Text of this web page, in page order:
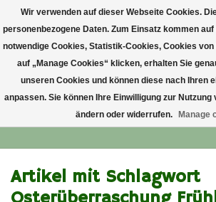
Startseite
Lieblingsblumen
Artikel mit Schlagwort
Wir verwenden auf dieser Webseite Cookies.
personenbezogene Daten. Zum Einsatz kommen
notwendige Cookies, Statistik-Cookies, Cookies
auf „Manage Cookies“ klicken, erhalten Sie
unseren Cookies und können diese nach Ihren
anpassen. Sie können Ihre Einwilligung zur Nutzung
ändern oder widerrufen.
Manage